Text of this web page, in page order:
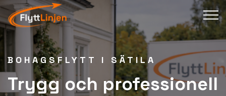
BOHAGSFLYTT I SÄTILA
Trygg och professionell